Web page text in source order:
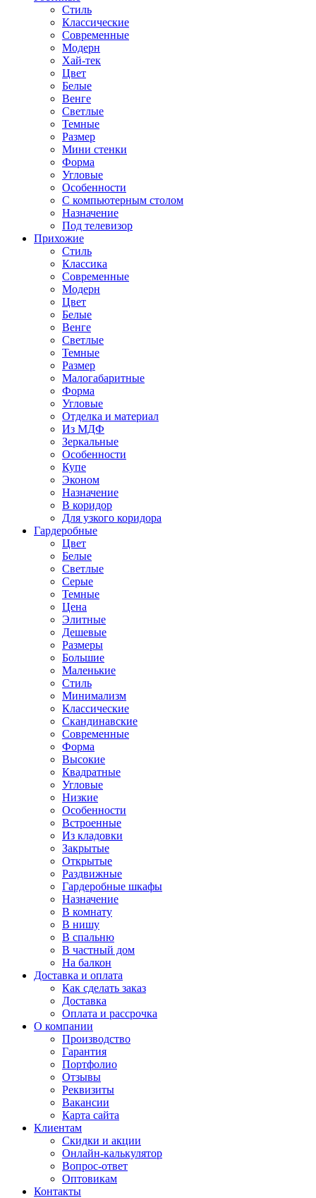
Стиль
Классические
Современные
Модерн
Хай-тек
Цвет
Белые
Венге
Светлые
Темные
Размер
Мини стенки
Форма
Угловые
Особенности
С компьютерным столом
Назначение
Под телевизор
Прихожие
Стиль
Классика
Современные
Модерн
Цвет
Белые
Венге
Светлые
Темные
Размер
Малогабаритные
Форма
Угловые
Отделка и материал
Из МДФ
Зеркальные
Особенности
Купе
Эконом
Назначение
В коридор
Для узкого коридора
Гардеробные
Цвет
Белые
Светлые
Серые
Темные
Цена
Элитные
Дешевые
Размеры
Большие
Маленькие
Стиль
Минимализм
Классические
Скандинавские
Современные
Форма
Высокие
Квадратные
Угловые
Низкие
Особенности
Встроенные
Из кладовки
Закрытые
Открытые
Раздвижные
Гардеробные шкафы
Назначение
В комнату
В нишу
В спальню
В частный дом
На балкон
Доставка и оплата
Как сделать заказ
Доставка
Оплата и рассрочка
О компании
Производство
Гарантия
Портфолио
Отзывы
Реквизиты
Вакансии
Карта сайта
Клиентам
Скидки и акции
Онлайн-калькулятор
Вопрос-ответ
Оптовикам
Контакты